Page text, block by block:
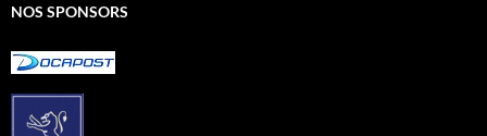
NOS SPONSORS